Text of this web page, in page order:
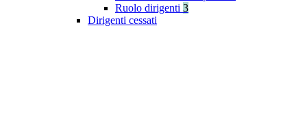
Ruolo dirigenti 3
Dirigenti cessati